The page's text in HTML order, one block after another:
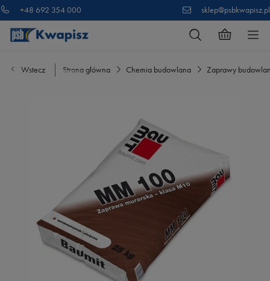
+48 692 354 000 sklep@psbkwapisz.pl
Wstecz Strona główna Chemia budowlana Zaprawy